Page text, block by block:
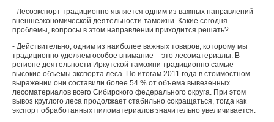
- Лесоэкспорт традиционно является одним из важных направлений
внешнеэкономической деятельности таможни. Какие сегодня
проблемы, вопросы в этом направлении приходится решать?
- Действительно, одним из наиболее важных товаров, которому мы
традиционно уделяем особое внимание – это лесоматериалы. В
регионе деятельности Иркутской таможни традиционно самые
высокие объемы экспорта леса. По итогам 2011 года в стоимостном
выражении они составили более 54 % от объема вывезенных
лесоматериалов всего Сибирского федерального округа. При этом
вывоз круглого леса продолжает стабильно сокращаться, тогда как
экспорт обработанных пиломатериалов значительно увеличивается.